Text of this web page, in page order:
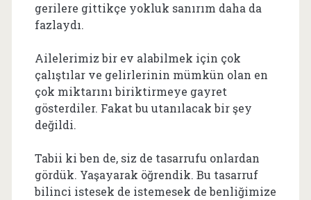
gerilere gittikçe yokluk sanırım daha da
fazlaydı.
Ailelerimiz bir ev alabilmek için çok
çalıştılar ve gelirlerinin mümkün olan en
çok miktarını biriktirmeye gayret
gösterdiler. Fakat bu utanılacak bir şey
değildi.
Tabii ki ben de, siz de tasarrufu onlardan
gördük. Yaşayarak öğrendik. Bu tasarruf
bilinci istesek de istemesek de benliğimize